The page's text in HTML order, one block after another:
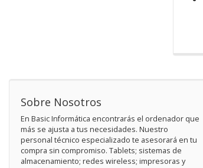
Sobre Nosotros
En Basic Informática encontrarás el ordenador que
más se ajusta a tus necesidades. Nuestro
personal técnico especializado te asesorará en tu
compra sin compromiso. Tablets; sistemas de
almacenamiento; redes wireless; impresoras y